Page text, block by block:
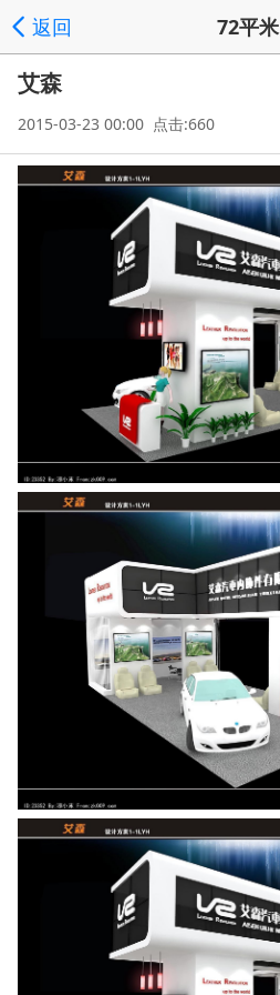
返回 72平米
艾森
2015-03-23 00:00 点击:660